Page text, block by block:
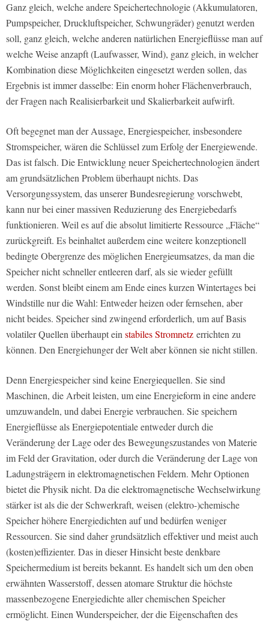
Ganz gleich, welche andere Speichertechnologie (Akkumulatoren,
Pumpspeicher, Druckluftspeicher, Schwungräder) genutzt werden
soll, ganz gleich, welche anderen natürlichen Energieflüsse man auf
welche Weise anzapft (Laufwasser, Wind), ganz gleich, in welcher
Kombination diese Möglichkeiten eingesetzt werden sollen, das
Ergebnis ist immer dasselbe: Ein enorm hoher Flächenverbrauch,
der Fragen nach Realisierbarkeit und Skalierbarkeit aufwirft.
Oft begegnet man der Aussage, Energiespeicher, insbesondere
Stromspeicher, wären die Schlüssel zum Erfolg der Energiewende.
Das ist falsch. Die Entwicklung neuer Speichertechnologien ändert
am grundsätzlichen Problem überhaupt nichts. Das
Versorgungssystem, das unserer Bundesregierung vorschwebt,
kann nur bei einer massiven Reduzierung des Energiebedarfs
funktionieren. Weil es auf die absolut limitierte Ressource „Fläche“
zurückgreift. Es beinhaltet außerdem eine weitere konzeptionell
bedingte Obergrenze des möglichen Energieumsatzes, da man die
Speicher nicht schneller entleeren darf, als sie wieder gefüllt
werden. Sonst bleibt einem am Ende eines kurzen Wintertages bei
Windstille nur die Wahl: Entweder heizen oder fernsehen, aber
nicht beides. Speicher sind zwingend erforderlich, um auf Basis
volatiler Quellen überhaupt ein stabiles Stromnetz errichten zu
können. Den Energiehunger der Welt aber können sie nicht stillen.
Denn Energiespeicher sind keine Energiequellen. Sie sind
Maschinen, die Arbeit leisten, um eine Energieform in eine andere
umzuwandeln, und dabei Energie verbrauchen. Sie speichern
Energieflüsse als Energiepotentiale entweder durch die
Veränderung der Lage oder des Bewegungszustandes von Materie
im Feld der Gravitation, oder durch die Veränderung der Lage von
Ladungsträgern in elektromagnetischen Feldern. Mehr Optionen
bietet die Physik nicht. Da die elektromagnetische Wechselwirkung
stärker ist als die der Schwerkraft, weisen (elektro-)chemische
Speicher höhere Energiedichten auf und bedürfen weniger
Ressourcen. Sie sind daher grundsätzlich effektiver und meist auch
(kosten)effizienter. Das in dieser Hinsicht beste denkbare
Speichermedium ist bereits bekannt. Es handelt sich um den oben
erwähnten Wasserstoff, dessen atomare Struktur die höchste
massenbezogene Energiedichte aller chemischen Speicher
ermöglicht. Einen Wunderspeicher, der die Eigenschaften des